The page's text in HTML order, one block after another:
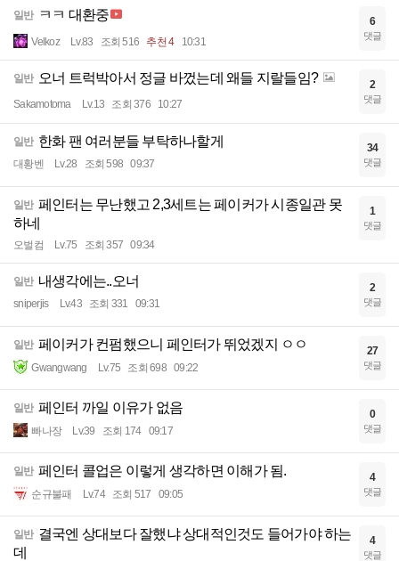
일반 ㅋㅋ 대환중
Velkoz Lv.83 조회 516 추천 4 10:31
6
댓글
일반 오너 트럭박아서 정글 바껐는데 왜들 지랄들임?
Sakamotoma Lv.13 조회 376 10:27
2
댓글
일반 한화 팬 여러분들 부탁하나할게
대황벤 Lv.28 조회 598 09:37
34
댓글
일반 페인터는 무난했고 2,3세트는 페이커가 시종일관 못
하네
오벌컴 Lv.75 조회 357 09:34
1
댓글
일반 내생각에는..오너
sniperjis Lv.43 조회 331 09:31
2
댓글
일반 페이커가 컨펌했으니 페인터가 뛰었겠지 ㅇㅇ
Gwangwang Lv.75 조회 698 09:22
27
댓글
일반 페인터 까일 이유가 없음
빠나장 Lv.39 조회 174 09:17
0
댓글
일반 페인터 콜업은 이렇게 생각하면 이해가 됨.
순규불패 Lv.74 조회 517 09:05
4
댓글
일반 결국엔 상대보다 잘했냐 상대적인것도 들어가야 하는
데
4
댓글